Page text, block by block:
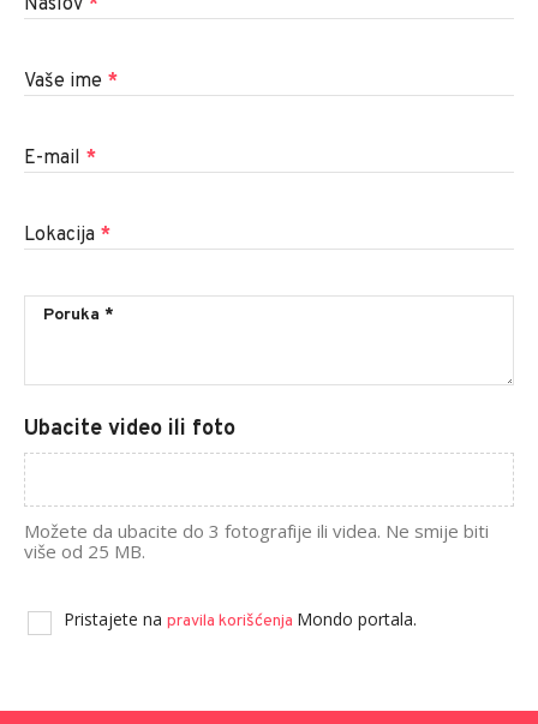
Vaše ime *
E-mail *
Lokacija *
Ubacite video ili foto
Možete da ubacite do 3 fotografije ili videa. Ne smije biti
više od 25 MB.
Pristajete na pravila korišćenja Mondo portala.